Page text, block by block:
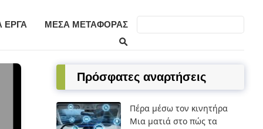
ΜΈΣΑ ΜΕΤΑΦΟΡΆΣ
Πρόσφατες αναρτήσεις
Πέρα μέσω τον κινητήρα
Μια ματιά στο πώς τα